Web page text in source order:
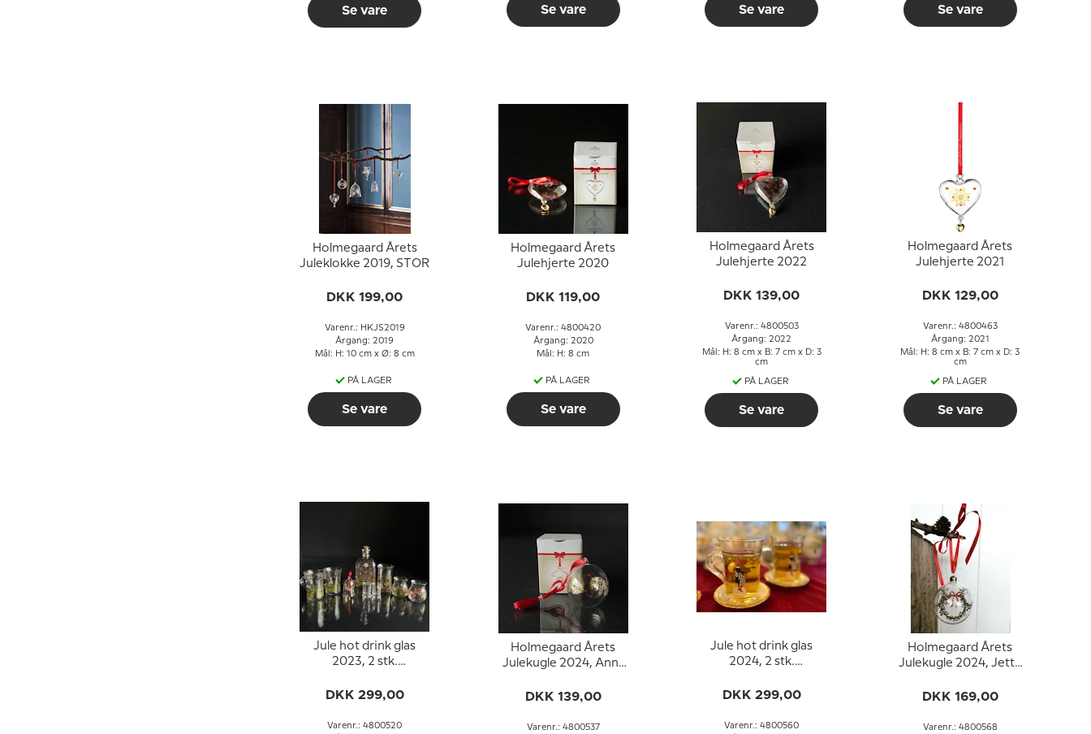
Se vare Se vare Se vare Se vare
Holmegaard Årets
Juleklokke 2019, STOR
DKK 199,00
Varenr.: HKJS2019
Årgang: 2019
Mål: H: 10 cm x Ø: 8 cm
PÅ LAGER
Se vare
Holmegaard Årets
Julehjerte 2020
DKK 119,00
Varenr.: 4800420
Årgang: 2020
Mål: H: 8 cm
PÅ LAGER
Se vare
Holmegaard Årets
Julehjerte 2022
DKK 139,00
Varenr.: 4800503
Årgang: 2022
Mål: H: 8 cm x B: 7 cm x D: 3
cm
PÅ LAGER
Se vare
Holmegaard Årets
Julehjerte 2021
DKK 129,00
Varenr.: 4800463
Årgang: 2021
Mål: H: 8 cm x B: 7 cm x D: 3
cm
PÅ LAGER
Se vare
Jule hot drink glas
2023, 2 stk.
Christmas
DKK 299,00
Varenr.: 4800520
Holmegaard Årets
Julekugle 2024, Ann-
DKK 139,00
Varenr.: 4800537
Jule hot drink glas
2024, 2 stk.
Christmas
DKK 299,00
Varenr.: 4800560
Holmegaard Årets
Julekugle 2024, Jette
DKK 169,00
Varenr.: 4800568